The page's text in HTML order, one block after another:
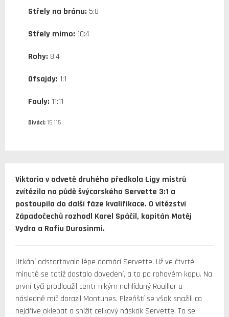
Střely na bránu: 5:8
Střely mimo: 10:4
Rohy: 8:4
Ofsajdy: 1:1
Fauly: 11:11
Diváci: 15 115
Viktoria v odvetě druhého předkola Ligy mistrů
zvítězila na půdě švýcarského Servette 3:1 a
postoupila do další fáze kvalifikace. O vítězství
Západočechů rozhodl Karel Spáčil, kapitán Matěj
Vydra a Rafiu Durosinmi.
Utkání odstartovalo lépe domácí Servette. Už ve čtvrté
minutě se totiž dostalo dovedení, a to po rohovém kopu. Na
první tyči prodloužil centr nikým nehlídaný Rouiller a
následně míč dorazil Montunes. Plzeňští se však snažili co
nejdříve oklepat a snížit celkový náskok Servette. To se